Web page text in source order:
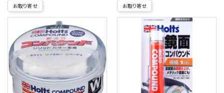
お取り寄せ お取り寄せ